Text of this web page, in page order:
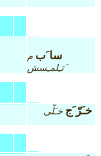
سا َب م
َتـِلمـِسش
خـَرّ َج خـَلّى